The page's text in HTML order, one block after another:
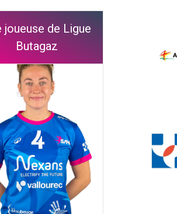
joueuse de Ligue
Butagaz